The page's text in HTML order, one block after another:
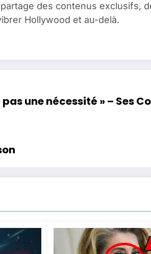
des contenus exclusifs,
Hollywood et au-delà.
une nécessité » – Ses